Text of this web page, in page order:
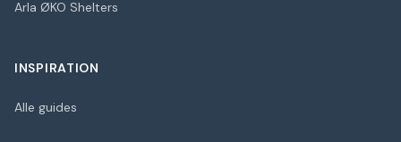
Arla ØKO Shelters
INSPIRATION
Alle guides